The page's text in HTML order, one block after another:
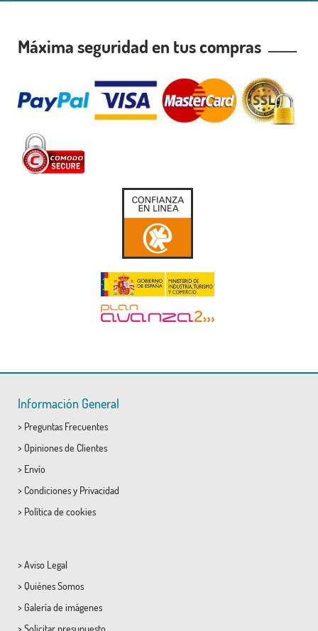
Máxima seguridad en tus compras
Información General
> Preguntas Frecuentes
> Opiniones de Clientes
> Envío
> Condicionesy Privacidad
> Política de cookies
> Aviso Legal
> Quiénes Somos
> Galería de imágenes